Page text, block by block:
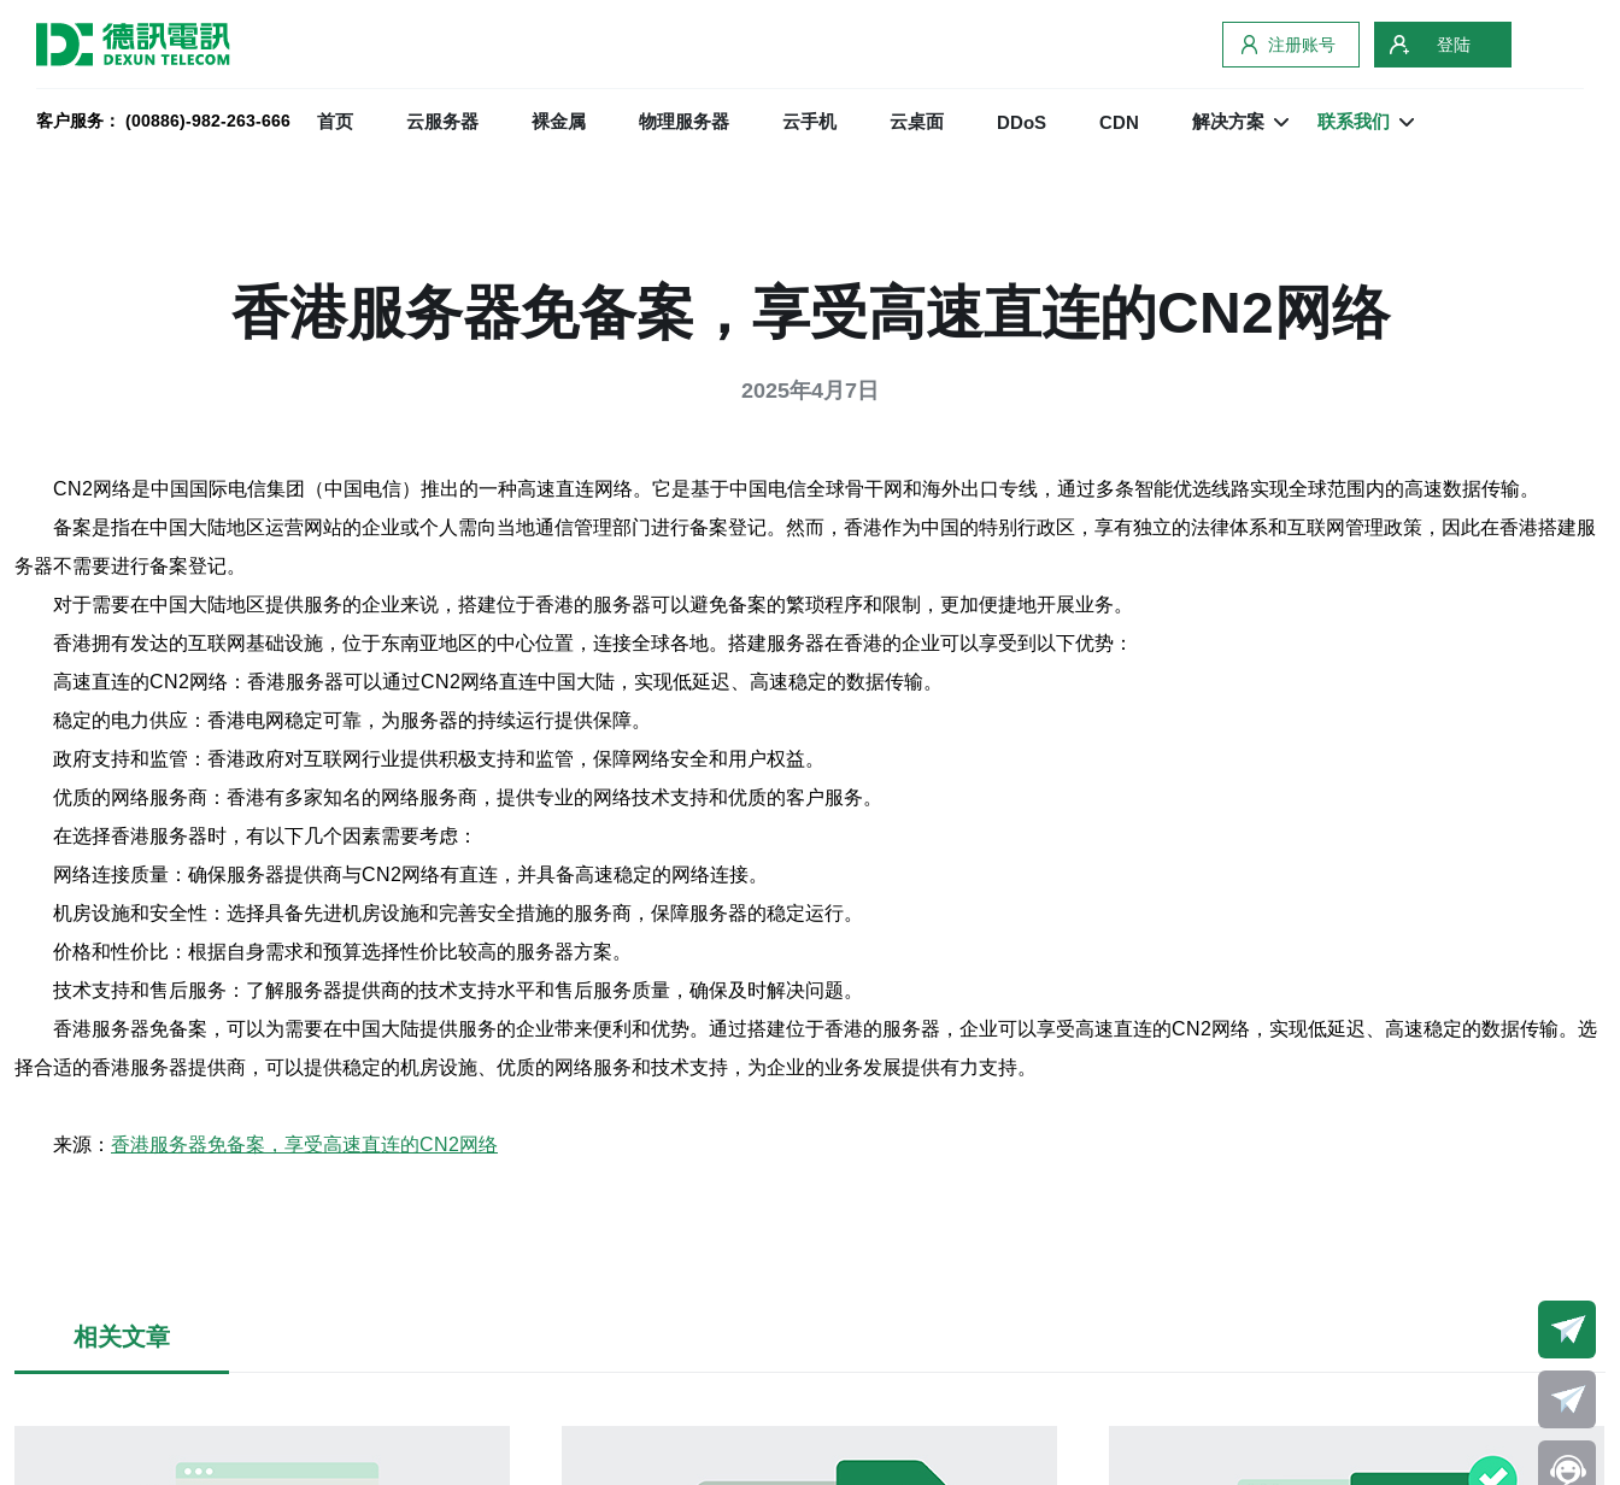
注册账号 登陆
客户服务： (00886)-982-263-666 首页 云服务器 裸金属 物理服务器 云手机 云桌面 DDoS CDN 解决方案 联系我们
香港服务器免备案，享受高速直连的CN2网络
2025年4月7日
CN2网络是中国国际电信集团（中国电信）推出的一种高速直连网络。它是基于中国电信全球骨干网和海外出口专线，通过多条智能优选线路实现全球范围内的高速数据传输。
备案是指在中国大陆地区运营网站的企业或个人需向当地通信管理部门进行备案登记。然而，香港作为中国的特别行政区，享有独立的法律体系和互联网管理政策，因此在香港搭建服
务器不需要进行备案登记。
对于需要在中国大陆地区提供服务的企业来说，搭建位于香港的服务器可以避免备案的繁琐程序和限制，更加便捷地开展业务。
香港拥有发达的互联网基础设施，位于东南亚地区的中心位置，连接全球各地。搭建服务器在香港的企业可以享受到以下优势：
高速直连的CN2网络：香港服务器可以通过CN2网络直连中国大陆，实现低延迟、高速稳定的数据传输。
稳定的电力供应：香港电网稳定可靠，为服务器的持续运行提供保障。
政府支持和监管：香港政府对互联网行业提供积极支持和监管，保障网络安全和用户权益。
优质的网络服务商：香港有多家知名的网络服务商，提供专业的网络技术支持和优质的客户服务。
在选择香港服务器时，有以下几个因素需要考虑：
网络连接质量：确保服务器提供商与CN2网络有直连，并具备高速稳定的网络连接。
机房设施和安全性：选择具备先进机房设施和完善安全措施的服务商，保障服务器的稳定运行。
价格和性价比：根据自身需求和预算选择性价比较高的服务器方案。
技术支持和售后服务：了解服务器提供商的技术支持水平和售后服务质量，确保及时解决问题。
香港服务器免备案，可以为需要在中国大陆提供服务的企业带来便利和优势。通过搭建位于香港的服务器，企业可以享受高速直连的CN2网络，实现低延迟、高速稳定的数据传输。选
择合适的香港服务器提供商，可以提供稳定的机房设施、优质的网络服务和技术支持，为企业的业务发展提供有力支持。
来源： 香港服务器免备案，享受高速直连的CN2网络
相关文章